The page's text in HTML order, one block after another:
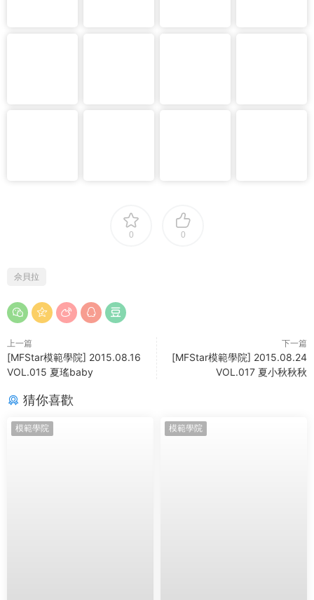
0 0
佘貝拉
上一篇
[MFStar模範學院] 2015.08.16
VOL.015 夏瑤baby
下一篇
[MFStar模範學院] 2015.08.24
VOL.017 夏小秋秋秋
猜你喜歡
模範學院 模範學院